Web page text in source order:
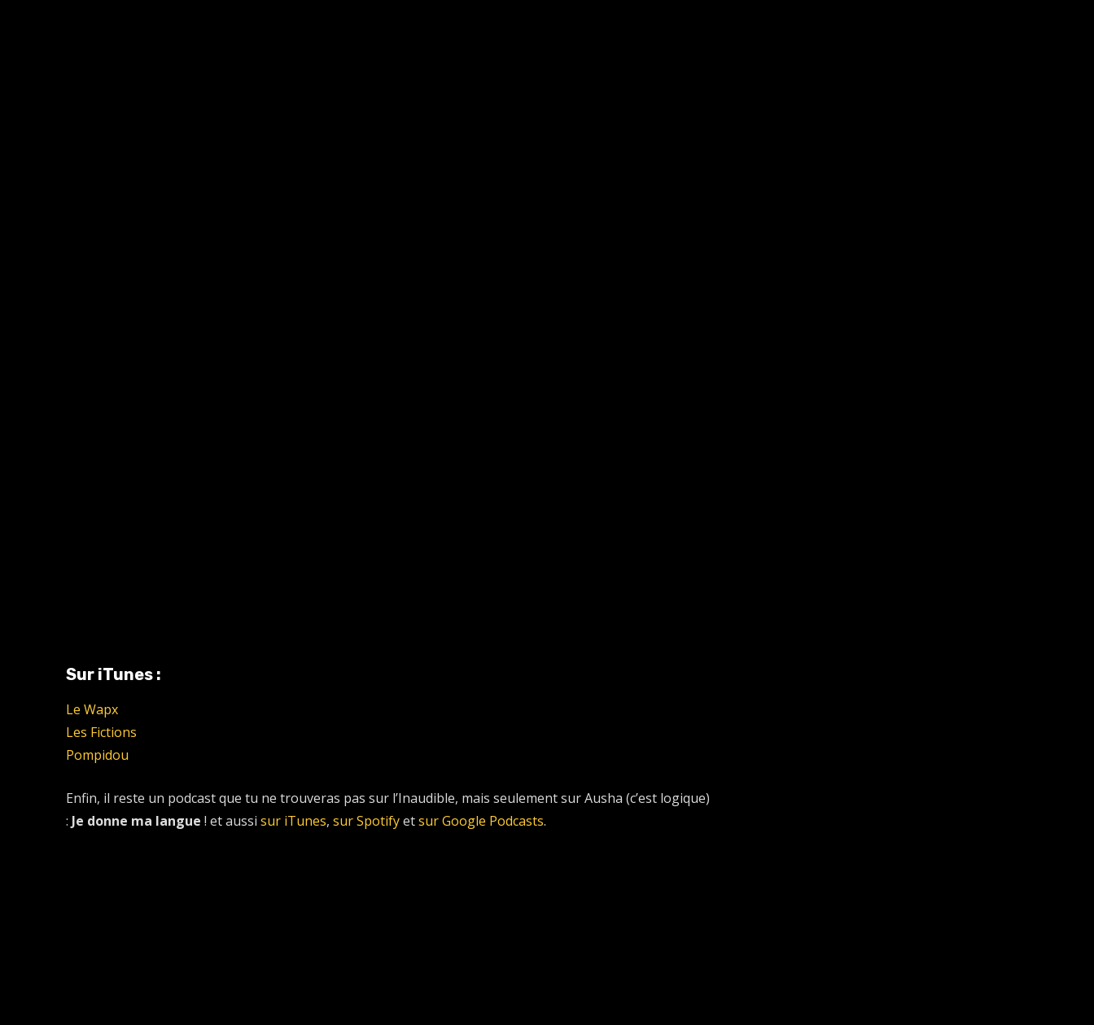
Sur iTunes :
Le Wapx
Les Fictions
Pompidou
Enfin, il reste un podcast que tu ne trouveras pas sur l’Inaudible, mais seulement sur Ausha (c’est logique)
: Je donne ma langue ! et aussi sur iTunes, sur Spotifyetsur Google Podcasts.